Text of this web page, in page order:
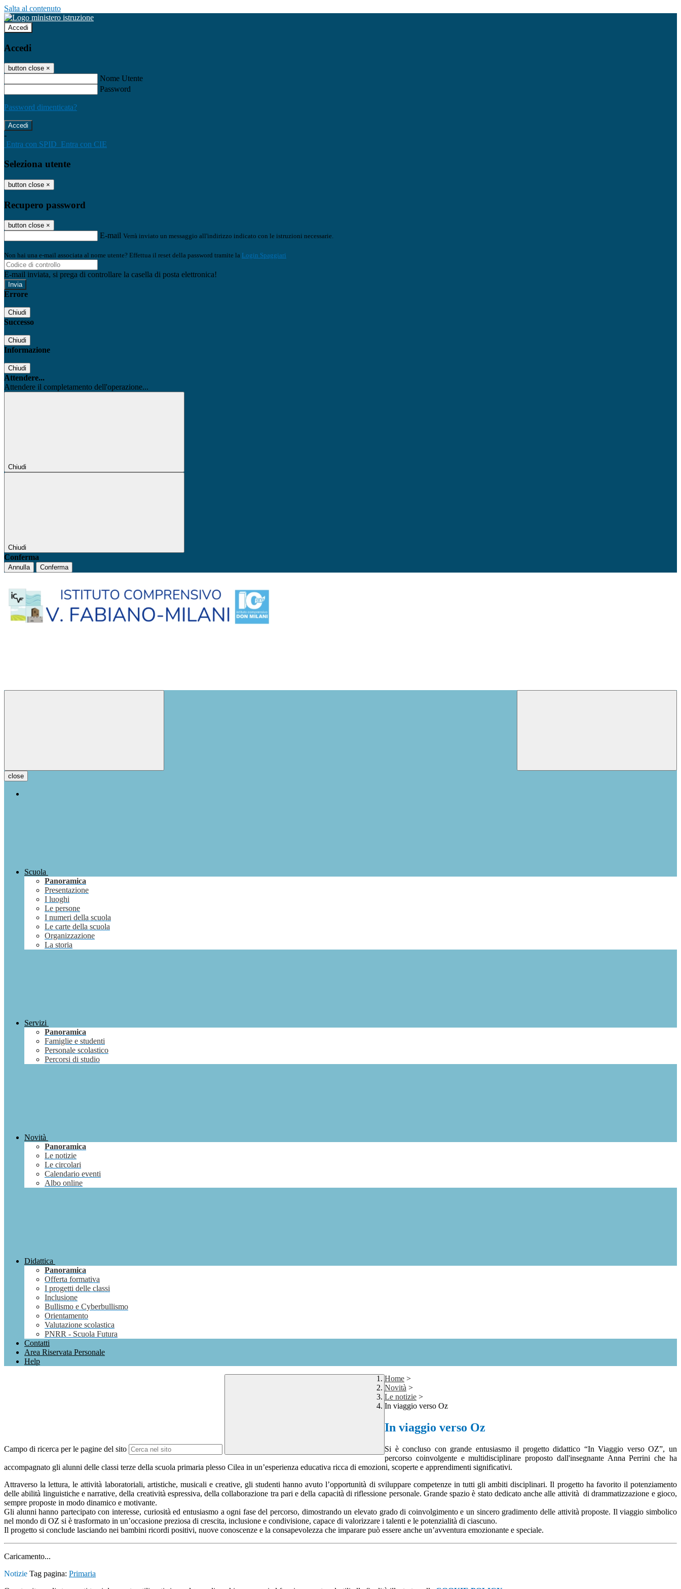
Salta al contenuto
Accedi
Accedi
button close ×
Nome Utente
Password
Password dimenticata?
-
Entra con SPID Entra con CIE
Seleziona utente
button close ×
Recupero password
button close ×
E-mail Verrà inviato un messaggio all'indirizzo indicato con le istruzioni necessarie.
Non hai una e-mail associata al nome utente? Effettua il reset della password tramite la Login Spaggiari
E-mail inviata, si prega di controllare la casella di posta elettronica!
Errore
Chiudi
Successo
Chiudi
Informazione
Chiudi
Attendere...
Attendere il completamento dell'operazione...
Chiudi
Chiudi
Conferma
Annulla Conferma
close
Scuola
Panoramica
Presentazione
I luoghi
Le persone
I numeri della scuola
Le carte della scuola
Organizzazione
La storia
Servizi
Panoramica
Famiglie e studenti
Personale scolastico
Percorsi di studio
Novità
Panoramica
Le notizie
Le circolari
Calendario eventi
Albo online
Didattica
Panoramica
Offerta formativa
I progetti delle classi
Inclusione
Bullismo e Cyberbullismo
Orientamento
Valutazione scolastica
PNRR - Scuola Futura
Contatti
Area Riservata Personale
Help
Campo di ricerca per le pagine del sito
Home >
Novità >
Le notizie >
In viaggio verso Oz
In viaggio verso Oz
Si è concluso con grande entusiasmo il progetto didattico “In Viaggio verso OZ”, un
percorso coinvolgente e multidisciplinare proposto dall'insegnante Anna Perrini che ha
accompagnato gli alunni delle classi terze della scuola primaria plesso Cilea in un’esperienza educativa ricca di emozioni, scoperte e apprendimenti significativi.
Attraverso la lettura, le attività laboratoriali, artistiche, musicali e creative, gli studenti hanno avuto l’opportunità di sviluppare competenze in tutti gli ambiti disciplinari. Il progetto ha favorito il potenziamento
delle abilità linguistiche e narrative, della creatività espressiva, della collaborazione tra pari e della capacità di riflessione personale. Grande spazio è stato dedicato anche alle attività di drammatizzazione e gioco,
sempre proposte in modo dinamico e motivante.
Gli alunni hanno partecipato con interesse, curiosità ed entusiasmo a ogni fase del percorso, dimostrando un elevato grado di coinvolgimento e un sincero gradimento delle attività proposte. Il viaggio simbolico
nel mondo di OZ si è trasformato in un’occasione preziosa di crescita, inclusione e condivisione, capace di valorizzare i talenti e le potenzialità di ciascuno.
Il progetto si conclude lasciando nei bambini ricordi positivi, nuove conoscenze e la consapevolezza che imparare può essere anche un’avventura emozionante e speciale.
Caricamento...
Notizie Tag pagina: Primaria